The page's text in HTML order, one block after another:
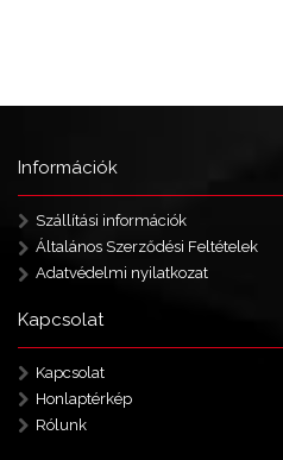
Információk
Szállítási információk
Általános Szerződési Feltételek
Adatvédelmi nyilatkozat
Kapcsolat
Kapcsolat
Honlaptérkép
Rólunk